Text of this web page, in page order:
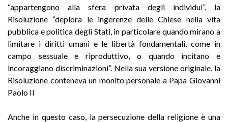
“appartengono alla sfera privata degli individui”, la
Risoluzione “deplora le ingerenze delle Chiese nella vita
pubblica e politica degli Stati, in particolare quando mirano a
limitare i diritti umani e le libertà fondamentali, come in
campo sessuale e riproduttivo, o quando incitano e
incoraggiano discriminazioni”. Nella sua versione originale, la
Risoluzione conteneva un monito personale a Papa Giovanni
Paolo II
Anche in questo caso, la persecuzione della religione è una